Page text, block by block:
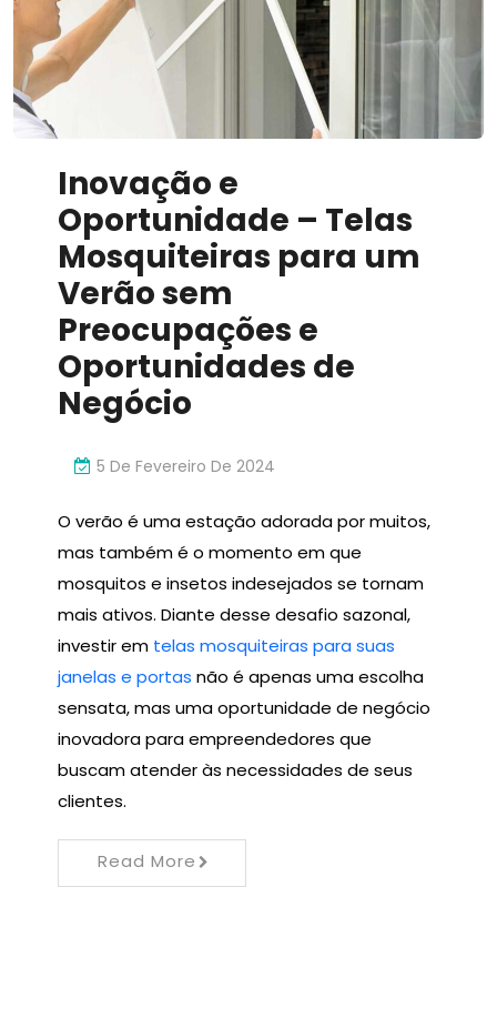
Inovador
Inovação e
Oportunidade – Telas
Mosquiteiras para um
Verão sem
Preocupações e
Oportunidades de
Negócio
5 De Fevereiro De 2024
O verão é uma estação adorada por muitos,
mas também é o momento em que
mosquitos e insetos indesejados se tornam
mais ativos. Diante desse desafio sazonal,
investir em telas mosquiteiras para suas
janelas e portas não é apenas uma escolha
sensata, mas uma oportunidade de negócio
inovadora para empreendedores que
buscam atender às necessidades de seus
clientes.
Read More